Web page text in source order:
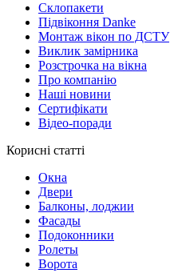
Склопакети
Підвіконня Danke
Монтаж вікон по ДСТУ
Виклик замірника
Розстрочка на вікна
Про компанію
Наші новини
Сертифікати
Відео-поради
Корисні статті
Окна
Двери
Балконы, лоджии
Фасады
Подоконники
Ролеты
Ворота